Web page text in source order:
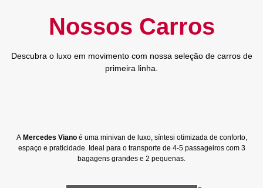
Nossos Carros
Descubra o luxo em movimento com nossa seleção de carros de
primeira linha.
A Mercedes Vianoé uma minivan de luxo, síntesi otimizada de conforto,
espaço e praticidade. Ideal para o transporte de 4-5 passageiros com 3
bagagens grandes e 2 pequenas.